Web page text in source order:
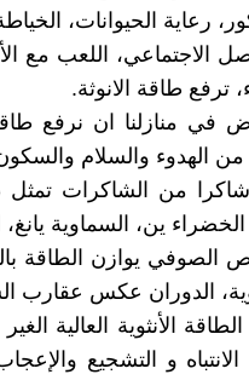
رعاية الحيوانات،
الاجتماعي، اللعب مع
ترفع طاقة الانوثة.
من الهدوء والسلام
من الشاكرات تمثل
الخضراء ين، السماوية
الصوفي يوازن الطاقة
الدوران عكس عقارب
الأنثوية العالية
و التشجيع